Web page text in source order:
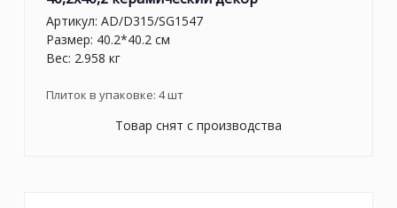
Артикул: AD/D315/SG1547
Размер: 40.2*40.2 см
Вес: 2.958 кг
Плиток в упаковке: 4шт
Товар снят с производства